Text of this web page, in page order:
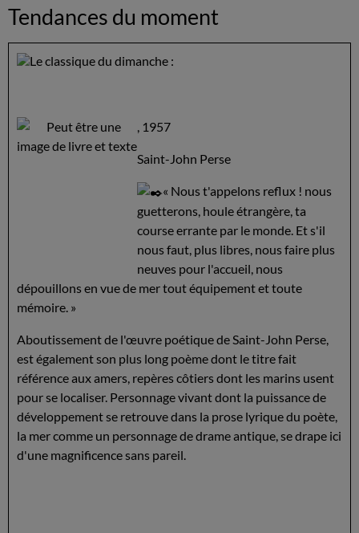
Tendances du moment
Le classique du dimanche :
, 1957
Saint-John Perse
« Nous t'appelons reflux ! nous
guetterons, houle étrangère, ta
course errante par le monde. Et s'il
nous faut, plus libres, nous faire plus
neuves pour l'accueil, nous
dépouillons en vue de mer tout équipement et toute
mémoire. »
Aboutissement de l'œuvre poétique de Saint-John Perse,
est également son plus long poème dont le titre fait
référence aux amers, repères côtiers dont les marins usent
pour se localiser. Personnage vivant dont la puissance de
développement se retrouve dans la prose lyrique du poète,
la mer comme un personnage de drame antique, se drape ici
d'une magnificence sans pareil.